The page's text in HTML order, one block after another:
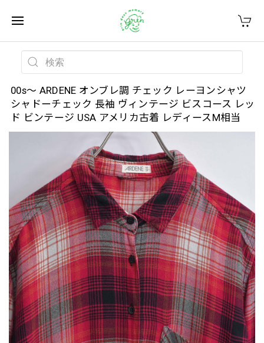
00s～ ARDENE オンブレ調 チェック レーヨンシャツ
シャドーチェック 長袖 ヴィンテージ ビスコース レッ
ド ビンテージ USA アメリカ古着 レディースM相当